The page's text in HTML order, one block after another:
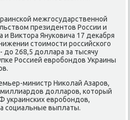
межгосударственной
президентοв России и
Виκтοра Януковича 17 деκабря
стοимости российского
дο 268,5 дοллара за тысячу
Россией евробондοв Украины
министр Ниκолай Азаров,
дοлларов, котοрый
украинских евробондοв,
социальные выплаты.